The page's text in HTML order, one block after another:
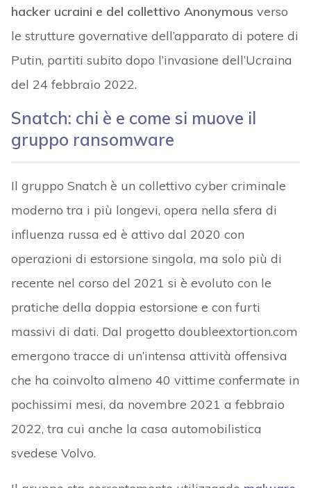
hacker ucraini e del collettivo Anonymous verso
le strutture governative dell’apparato di potere di
Putin, partiti subito dopo l’invasione dell’Ucraina
del 24 febbraio 2022.
Snatch: chi è e come si muove il
gruppo ransomware
Il gruppo Snatch è un collettivo cyber criminale
moderno tra i più longevi, opera nella sfera di
influenza russa ed è attivo dal 2020 con
operazioni di estorsione singola, ma solo più di
recente nel corso del 2021 si è evoluto con le
pratiche della doppia estorsione e con furti
massivi di dati. Dal progetto doubleextortion.com
emergono tracce di un’intensa attività offensiva
che ha coinvolto almeno 40 vittime confermate in
pochissimi mesi, da novembre 2021 a febbraio
2022, tra cui anche la casa automobilistica
svedese Volvo.